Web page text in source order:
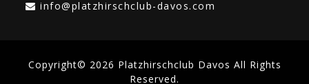
Copyright© 2026 Platzhirschclub Davos All Rights
Reserved.